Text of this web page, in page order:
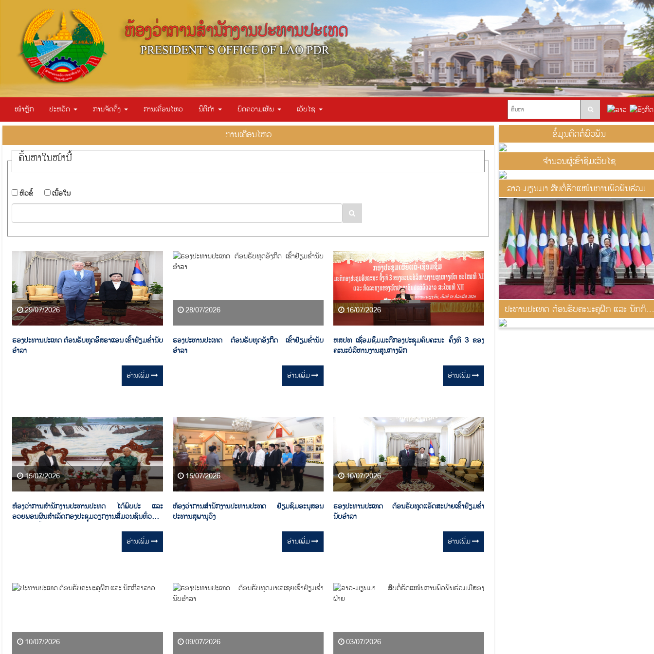
ໜ້າຫຼັກ ປະຫວັດ ການຈັດຕັ້ງ ການເຄື່ອນໄຫວ ນິຕິກຳ ບົດຄວາມເຫັນ ເວັບໄຊ
ການ​ເຄື່ອນ​ໄຫວ
ຄົ້ນ​ຫາ​ໃນ​ໜ້ານີ້
​ຫົວ​ຂໍ້ ​ເນື້ອ​ໃນ
29/07/2026
ຮອງປະທານປະເທດ ຕ້ອນຮັບທູດອິສຣາແອນ ເຂົ້າຢ້ຽມຂໍ່ານັບ
ອຳລາ
ອ່ານ​ເພີ່ມ
28/07/2026
ຮອງປະທານປະເທດ ຕ້ອນຮັບທູດອັງກິດ ເຂົ້າຢ້ຽມຂໍ່ານັບ
ອຳລາ
ອ່ານ​ເພີ່ມ
16/07/2026
ຫສປທ ເຊື່ອມຊຶມມະຕິກອງປະຊຸມຄົບຄະນະ ຄັ້ງທີ 3 ຂອງ
ຄະນະບໍລິຫານງານສູນກາງພັກ
ອ່ານ​ເພີ່ມ
15/07/2026
ຫ້ອງວ່າການສໍານັກງານປະທານປະທດ ໄດ້ພົບປະ ແລະ
ອວຍພອນຜົນສຳເລັດກອງປະຊຸມວຽກງານສື່ມວນຊົນທົ່ວ
ອ່ານ​ເພີ່ມ
15/07/2026
ຫ້ອງວ່າການສໍານັກງານປະທານປະທດ ຢ້ຽມຊົມອະນຸສອນ
ປະທານສຸພານຸວົງ
ອ່ານ​ເພີ່ມ
10/07/2026
ຮອງປະທານປະເທດ ຕ້ອນຮັບທູດແອັດສະປາຍເຂົ້າຢ້ຽມຂໍ່າ
ນັບອໍາລາ
ອ່ານ​ເພີ່ມ
10/07/2026 09/07/2026 03/07/2026
ຂໍ້ມູນຕິດຕໍ່ພົວພັນ
ຈຳນວນຜູ້ເຂົ້າຊົມເວັບໄຊ
ລາວ-ມຽນມາ ສືບຕໍ່ຮັດແໜ້ນການພົວພັນຮ່ວມມື
ສອງຝ່າຍ
ປະທານປະເທດ ຕ້ອນຮັບຄະນະຄູຝຶກ ແລະ ນັກກິລາ